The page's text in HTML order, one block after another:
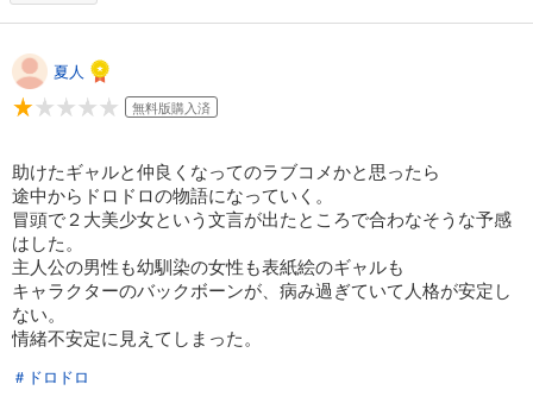
夏人
無料版購入済
助けたギャルと仲良くなってのラブコメかと思ったら
途中からドロドロの物語になっていく。
冒頭で２大美少女という文言が出たところで合わなそうな予感
はした。
主人公の男性も幼馴染の女性も表紙絵のギャルも
キャラクターのバックボーンが、病み過ぎていて人格が安定し
ない。
情緒不安定に見えてしまった。
＃ドロドロ